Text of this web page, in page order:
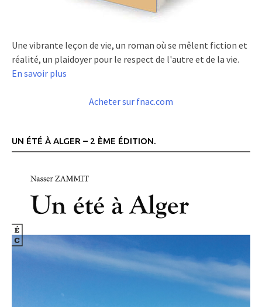
Une vibrante leçon de vie, un roman où se mêlent fiction et
réalité, un plaidoyer pour le respect de l'autre et de la vie.
En savoir plus
Acheter sur fnac.com
UN ÉTÉ À ALGER – 2 ÈME ÉDITION.